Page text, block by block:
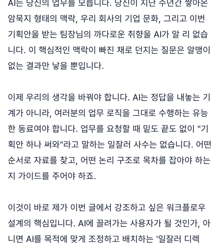
AI는 당신의 업무를 모릅니다. 당신이 지난 수년간 쌓아온
암묵지 형태의 맥락, 우리 회사의 기업 문화, 그리고 이번
기획안을 받는 팀장님의 까다로운 취향을 AI가 알 리 없습
니다. 이 핵심적인 맥락이 빠진 채로 던지는 질문은 알맹이
없는 결과만 낳을 뿐입니다.
이제 우리의 생각을 바꿔야 합니다. AI는 정답을 내놓는 기
계가 아니라, 여러분의 업무 로직을 그대로 수행하는 유능
한 동료여야 합니다. 업무를 요청할 때 밑도 끝도 없이 "기
획안 하나 써와"라고 말하는 일잘러 사수는 없습니다. 어떤
순서로 자료를 찾고, 어떤 논리 구조로 목차를 잡아야 하는
지 가이드를 주어야 하죠.
이것이 바로 제가 이번 글에서 강조하고 싶은 워크플로우
설계의 핵심입니다. AI에 끌려가는 사용자가 될 것인가, 아
니면 AI를 목적에 맞게 조정하고 배치하는 '일잘러 디렉